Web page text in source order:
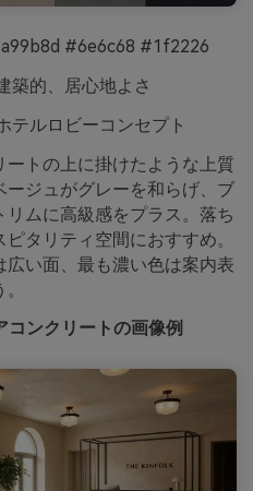
#6e6c68 #1f2226
築的、居心地よさ
テルロビーコンセプト
トの上に掛けたような上質
ジュがグレーを和らげ、ブ
ムに高級感をプラス。落ち
タリティ空間におすすめ。
広い面、最も濃い色は案内表
ンクリートの画像例